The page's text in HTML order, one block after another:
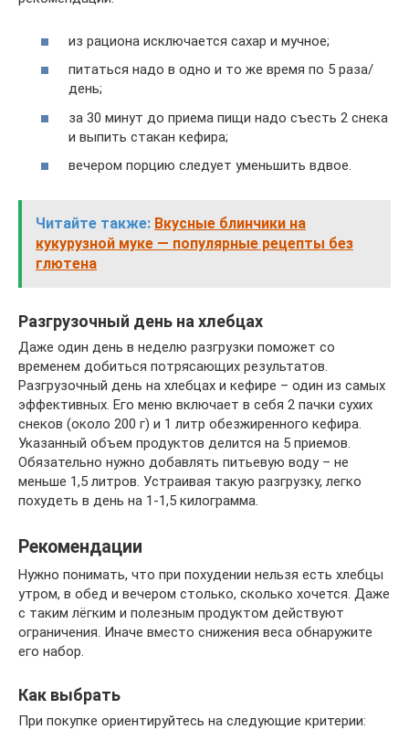
из рациона исключается сахар и мучное;
питаться надо в одно и то же время по 5 раза/
день;
за 30 минут до приема пищи надо съесть 2 снека
и выпить стакан кефира;
вечером порцию следует уменьшить вдвое.
Читайте также: Вкусные блинчики на
кукурузной муке — популярные рецепты без
глютена
Разгрузочный день на хлебцах
Даже один день в неделю разгрузки поможет со
временем добиться потрясающих результатов.
Разгрузочный день на хлебцах и кефире – один из самых
эффективных. Его меню включает в себя 2 пачки сухих
снеков (около 200 г) и 1 литр обезжиренного кефира.
Указанный объем продуктов делится на 5 приемов.
Обязательно нужно добавлять питьевую воду – не
меньше 1,5 литров. Устраивая такую разгрузку, легко
похудеть в день на 1-1,5 килограмма.
Рекомендации
Нужно понимать, что при похудении нельзя есть хлебцы
утром, в обед и вечером столько, сколько хочется. Даже
с таким лёгким и полезным продуктом действуют
ограничения. Иначе вместо снижения веса обнаружите
его набор.
Как выбрать
При покупке ориентируйтесь на следующие критерии: